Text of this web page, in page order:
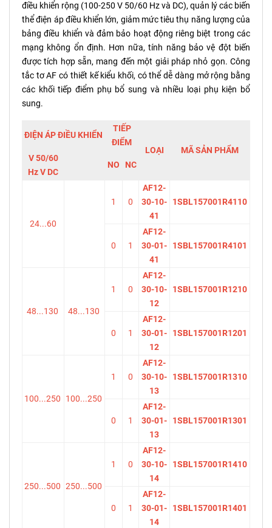
điều khiển rộng (100-250 V 50/60 Hz và DC), quản lý các biến
thể điện áp điều khiển lớn, giảm mức tiêu thụ năng lượng của
bảng điều khiển và đảm bảo hoạt động riêng biệt trong các
mạng không ổn định. Hơn nữa, tính năng bảo vệ đột biến
được tích hợp sẵn, mang đến một giải pháp nhỏ gọn. Công
tắc tơ AF có thiết kế kiểu khối, có thể dễ dàng mở rộng bằng
các khối tiếp điểm phụ bổ sung và nhiều loại phụ kiện bổ
sung.
ĐIỆN ÁP ĐIỀU KHIỂN
TIẾP
ĐIỂM
LOẠI MÃ SẢN PHẨM
V 50/60
Hz V DC
NO NC
24...60
1 0
AF12-
30-10-
41
1SBL157001R4110
0 1
AF12-
30-01-
41
1SBL157001R4101
48...130 48...130
1 0
AF12-
30-10-
12
1SBL157001R1210
0 1
AF12-
30-01-
12
1SBL157001R1201
100...250 100...250
1 0
AF12-
30-10-
13
1SBL157001R1310
0 1
AF12-
30-01-
13
1SBL157001R1301
250...500 250...500
1 0
AF12-
30-10-
14
1SBL157001R1410
0 1
AF12-
30-01-
14
1SBL157001R1401